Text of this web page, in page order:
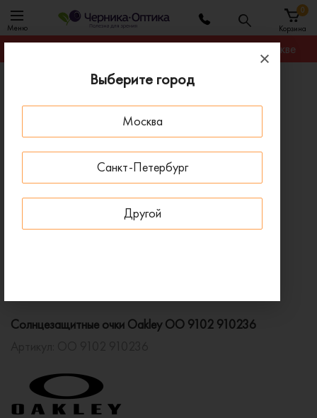
Выберите город
Москва
Санкт-Петербург
Другой
Меню Корзина
0
Гарантируем лучшую цену на любую оправу в Москве
Солнцезащитные очки
Солнцезащитные очки Oakley OO 9102 910236
Солнцезащитные очки Oakley OO 9102 910236
- 30 % ДО 15 АВГУСТА